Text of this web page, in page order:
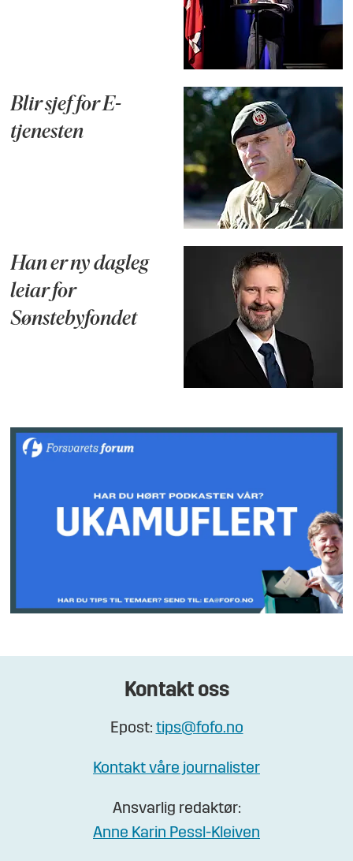
Blir sjef for E-
tjenesten
Han er ny dagleg
leiar for
Sønstebyfondet
Kontakt oss
Epost: tips@fofo.no
Kontakt våre journalister
Ansvarlig redaktør:
Anne Karin Pessl-Kleiven